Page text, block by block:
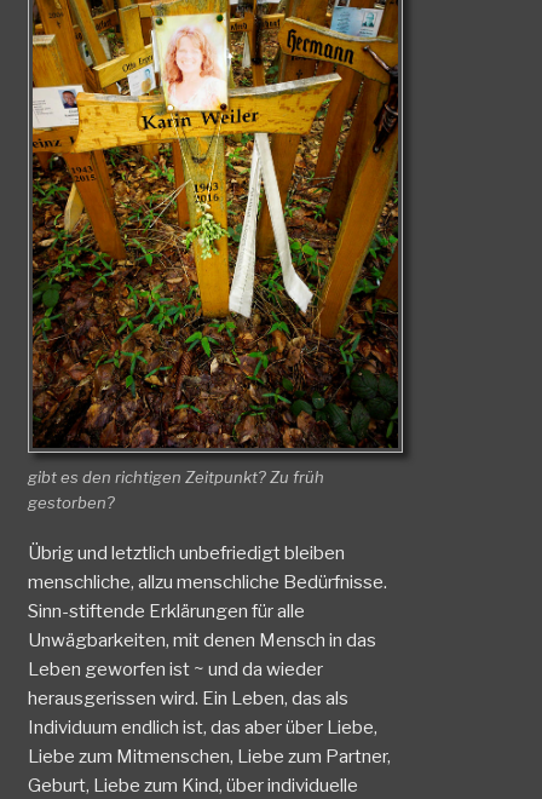
gibt es den richtigen Zeitpunkt? Zu früh
gestorben?
Übrig und letztlich unbefriedigt bleiben
menschliche, allzu menschliche Bedürfnisse.
Sinn-stiftende Erklärungen für alle
Unwägbarkeiten, mit denen Mensch in das
Leben geworfen ist ~ und da wieder
herausgerissen wird. Ein Leben, das als
Individuum endlich ist, das aber über Liebe,
Liebe zum Mitmenschen, Liebe zum Partner,
Geburt, Liebe zum Kind, über individuelle